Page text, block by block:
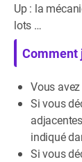
Up : la
lots …
Comment
Vous
Si vous
indiqué
Si vous